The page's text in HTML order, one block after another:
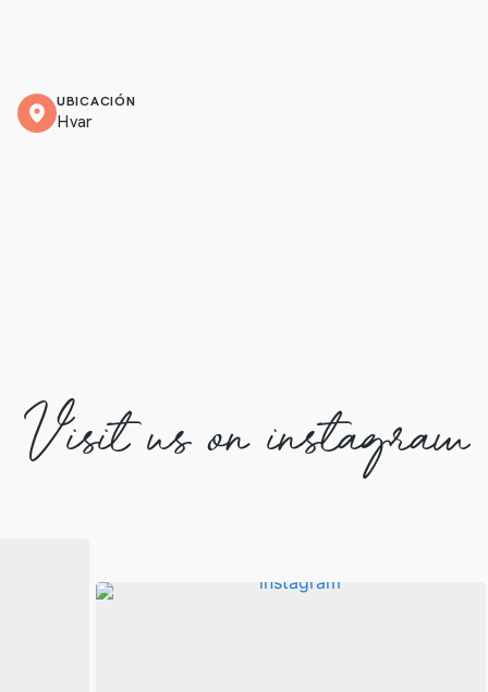
UBICACIÓN
Hvar
Visit us on instagram